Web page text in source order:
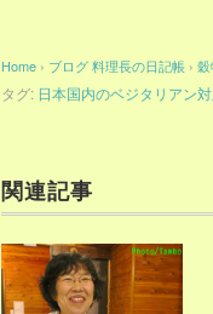
Home › ブログ料理長の日記帳 ›
タグ: 日本国内のベジタリアン
関連記事